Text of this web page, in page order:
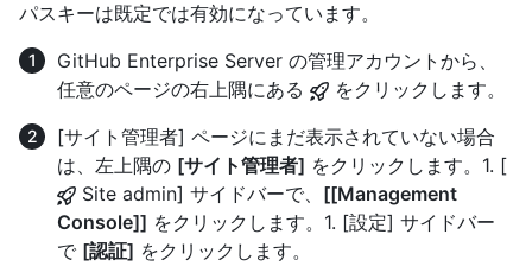
パスキーは既定では有効になっています。
GitHub Enterprise Server の管理アカウントから、
任意のページの右上隅にある
をクリックします。
[サイト管理者] ページにまだ表示されていない場合
は、左上隅の [サイト管理者] をクリックします。1. [
Site admin] サイドバーで、 [[Management
Console]] をクリックします。1. [設定] サイドバー
で [認証] をクリックします。